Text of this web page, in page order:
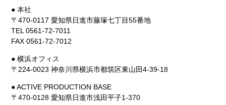
● 本社
〒470-0117 愛知県日進市藤塚七丁目55番地
TEL 0561-72-7011
FAX 0561-72-7012
● 横浜オフィス
〒224-0023 神奈川県横浜市都筑区東山田4-39-18
● ACTIVE PRODUCTION BASE
〒470-0128 愛知県日進市浅田平子1-370